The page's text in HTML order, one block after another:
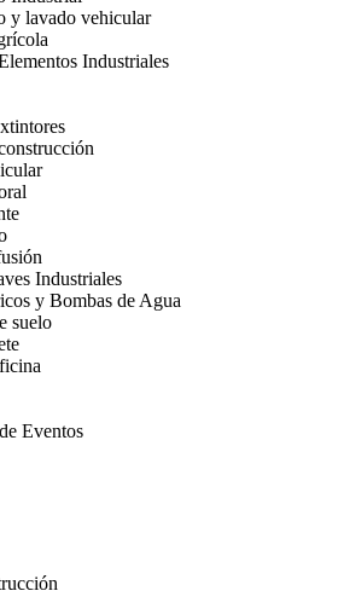
y lavado vehicular
Industriales
Industriales
y Bombas de Agua
suelo
Eventos